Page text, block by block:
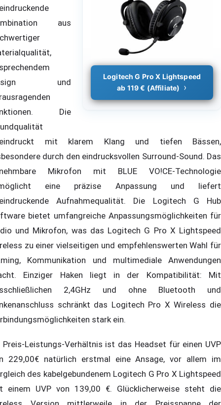
Logitech G Pro X Lightspeed
ab 119 € (Affiliate)
aus
und
Die
mit klarem Klang und tiefen Bässen,
durch den eindrucksvollen Surround-Sound. Das
Mikrofon mit BLUE VO!CE-Technologie
eine präzise Anpassung und liefert
Aufnahmequalität. Die Logitech G Hub
bietet umfangreiche Anpassungsmöglichkeiten für
und Mikrofon, was das Logitech G Pro X Lightspeed
zu einer vielseitigen und empfehlenswerten Wahl für
Kommunikation und multimediale Anwendungen
Einziger Haken liegt in der Kompatibilität: Mit
2,4GHz und ohne Bluetooth und
schränkt das Logitech Pro X Wireless die
stark ein.
Preis-Leistungs-Verhältnis ist das Headset für einen UVP
229,00€ natürlich erstmal eine Ansage, vor allem im
des kabelgebundenem Logitech G Pro X Lightspeed
einem UVP von 139,00 €. Glücklicherweise steht die